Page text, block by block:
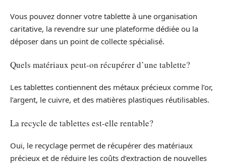
Vous pouvez donner votre tablette à une organisation
caritative, la revendre sur une plateforme dédiée ou la
déposer dans un point de collecte spécialisé.
Quels matériaux peut-on récupérer d’une tablette?
Les tablettes contiennent des métaux précieux comme l’or,
l’argent, le cuivre, et des matières plastiques réutilisables.
La recycle de tablettes est-elle rentable?
Oui, le recyclage permet de récupérer des matériaux
précieux et de réduire les coûts d’extraction de nouvelles